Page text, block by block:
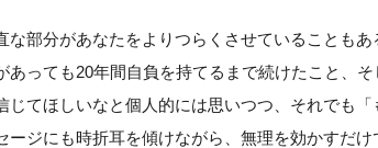
な部分があなたをよりつらくさせていることも
あっても20年間自負を持てるまで続けたこと、
じてほしいなと個人的には思いつつ、それでも
ージにも時折耳を傾けながら、無理を効かすだけ